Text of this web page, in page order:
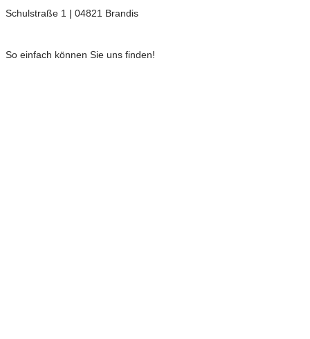
Schulstraße 1 | 04821 Brandis
So einfach können Sie uns finden!